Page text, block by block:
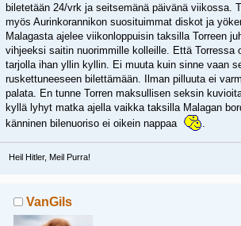
biletetään 24/vrk ja seitsemänä päivänä viikossa.
myös Aurinkorannikon suosituimmat diskot ja
Malagasta ajelee viikonloppuisin taksilla Torreen
vihjeeksi saitin nuorimmille kolleille. Että Torressa
tarjolla ihan yllin kyllin. Ei muuta kuin sinne vaan
ruskettuneeseen bilettämään. Ilman pilluuta ei
palata. En tunne Torren maksullisen seksin
kyllä lyhyt matka ajella vaikka taksilla Malagan
känninen bilenuoriso ei oikein nappaa
Heil Hitler, Meil Purra!
VanGils